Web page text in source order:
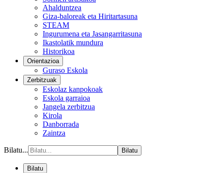
Ahalduntzea
Giza-baloreak eta Hiritartasuna
STEAM
Ingurumena eta Jasangarritasuna
Ikastolatik mundura
Historikoa
Orientazioa
Guraso Eskola
Zerbitzuak
Eskolaz kanpokoak
Eskola garraioa
Jangela zerbitzua
Kirola
Danborrada
Zaintza
Bilatu... Bilatu
Bilatu